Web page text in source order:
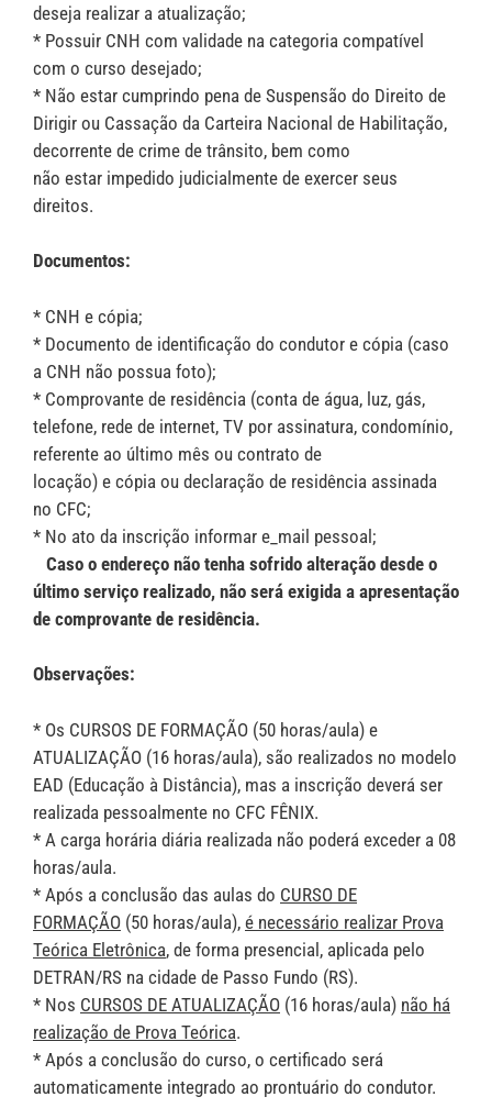
deseja realizar a atualização;
* Possuir CNH com validade na categoria compatível
com o curso desejado;
* Não estar cumprindo pena de Suspensão do Direito de
Dirigir ou Cassação da Carteira Nacional de Habilitação,
decorrente de crime de trânsito, bem como
não estar impedido judicialmente de exercer seus
direitos.
Documentos:
* CNH e cópia;
* Documento de identificação do condutor e cópia (caso
a CNH não possua foto);
* Comprovante de residência (conta de água, luz, gás,
telefone, rede de internet, TV por assinatura, condomínio,
referente ao último mês ou contrato de
locação) e cópia ou declaração de residência assinada
no CFC;
* No ato da inscrição informar e_mail pessoal;
Caso o endereço não tenha sofrido alteração desde o
último serviço realizado, não será exigida a apresentação
de comprovante de residência.
Observações:
* Os CURSOS DE FORMAÇÃO (50 horas/aula) e
ATUALIZAÇÃO (16 horas/aula), são realizados no modelo
EAD (Educação à Distância), mas a inscrição deverá ser
realizada pessoalmente no CFC FÊNIX.
* A carga horária diária realizada não poderá exceder a 08
horas/aula.
* Após a conclusão das aulas do CURSO DE
FORMAÇÃO (50 horas/aula), é necessário realizar Prova
Teórica Eletrônica, de forma presencial, aplicada pelo
DETRAN/RS na cidade de Passo Fundo (RS).
* Nos CURSOS DE ATUALIZAÇÃO (16 horas/aula) não há
realização de Prova Teórica.
* Após a conclusão do curso, o certificado será
automaticamente integrado ao prontuário do condutor.